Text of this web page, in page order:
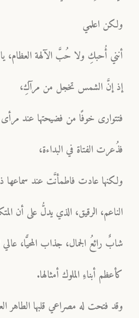
ولكن اعلمي
أنني أُحبكِ ولا حُبَّ الآلهة العظام،
إذ إنَّ الشمس تخجل من مرآكِ،
فتتوارى خوفًا من فضيحتها عند
فذُعرت الفتاة في البداءة،
ولكنها عادت فاطمأنَّت عند سماعها
الناعم، الرقيق، الذي يدلُّ على أن
شابٌ رائعُ الجمال، جذاب المحيًّا، عالي
كأعظم أبناءِ الملوك أمثالها.
وقد فتحت له مصراعي قلبها الطاهر